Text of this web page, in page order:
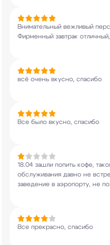
Внимательный вежливый
Фирменный завтрак
всё очень вкусно, спасибо
Все было вкусно, спасибо
18.04 зашли попить кофе,
обслуживания давно не
заведение в аэропорту, не
Все прекрасно, спасибо